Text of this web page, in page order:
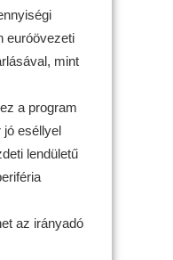
euróövezeti
mint
a program
jó eséllyel
lendületű
az irányadó